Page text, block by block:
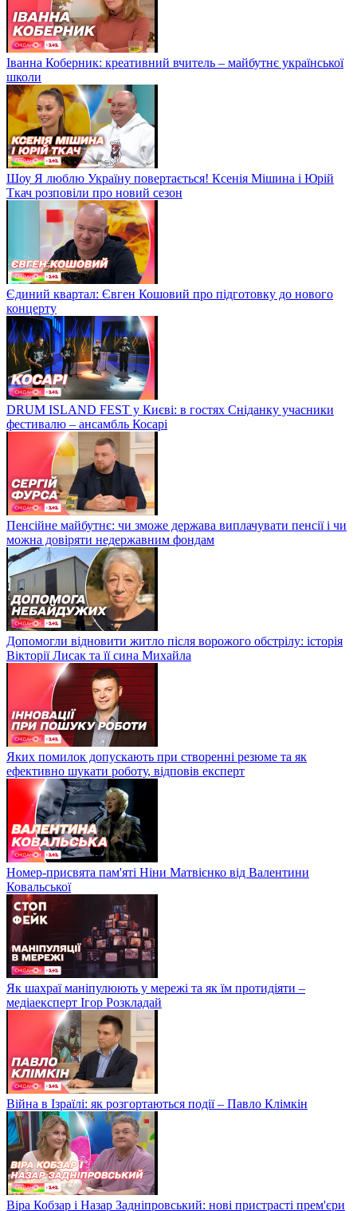
Іванна Коберник: креативний вчитель – майбутнє української
школи
Шоу Я люблю Україну повертається! Ксенія Мішина і Юрій
Ткач розповіли про новий сезон
Єдиний квартал: Євген Кошовий про підготовку до нового
концерту
DRUM ISLAND FEST у Києві: в гостях Сніданку учасники
фестивалю – ансамбль Косарі
Пенсійне майбутнє: чи зможе держава виплачувати пенсії і чи
можна довіряти недержавним фондам
Допомогли відновити житло після ворожого обстрілу: історія
Вікторії Лисак та її сина Михайла
Яких помилок допускають при створенні резюме та як
ефективно шукати роботу, відповів експерт
Номер-присвята пам'яті Ніни Матвієнко від Валентини
Ковальської
Як шахраї маніпулюють у мережі та як їм протидіяти –
медіаексперт Ігор Розкладай
Війна в Ізраїлі: як розгортаються події – Павло Клімкін
Віра Кобзар і Назар Задніпровський: нові пристрасті прем'єри